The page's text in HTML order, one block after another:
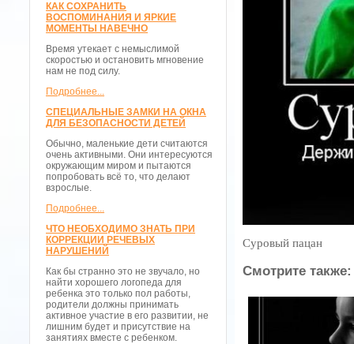
КАК СОХРАНИТЬ
ВОСПОМИНАНИЯ И ЯРКИЕ
МОМЕНТЫ НАВЕЧНО
Время утекает с немыслимой
скоростью и остановить мгновение
нам не под силу.
Подробнее...
СПЕЦИАЛЬНЫЕ ЗАМКИ НА ОКНА
ДЛЯ БЕЗОПАСНОСТИ ДЕТЕЙ
Обычно, маленькие дети считаются
очень активными. Они интересуются
окружающим миром и пытаются
попробовать всё то, что делают
взрослые.
Подробнее...
ЧТО НЕОБХОДИМО ЗНАТЬ ПРИ
КОРРЕКЦИИ РЕЧЕВЫХ
НАРУШЕНИЙ
Как бы странно это не звучало, но
найти хорошего логопеда для
ребенка это только пол работы,
родители должны принимать
активное участие в его развитии, не
лишним будет и присутствие на
занятиях вместе с ребенком.
Суровый пацан
Смотрите также: